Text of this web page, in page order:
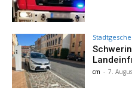
cm - 7.